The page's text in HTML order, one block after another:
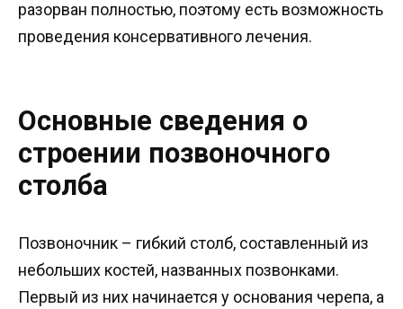
разорван полностью, поэтому есть возможность
проведения консервативного лечения.
Основные сведения о
строении позвоночного
столба
Позвоночник – гибкий столб, составленный из
небольших костей, названных позвонками.
Первый из них начинается у основания черепа, а